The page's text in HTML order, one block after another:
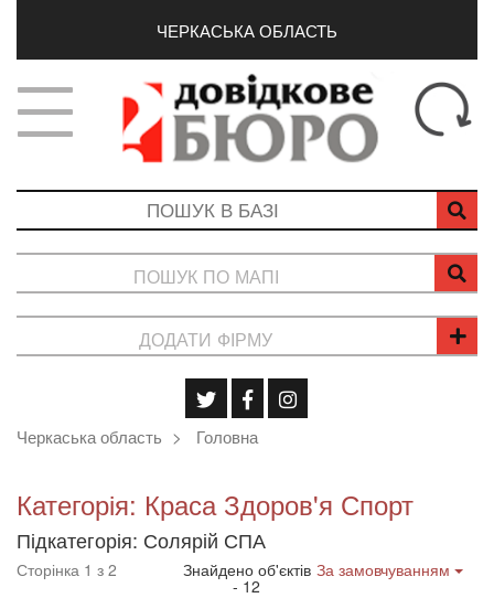
ЧЕРКАСЬКА ОБЛАСТЬ
ПОШУК ПО МАПІ
ДОДАТИ ФІРМУ
Черкаська область Головна
Категорія: Краса Здоров'я Спорт
Підкатегорія: Солярій СПА
Сторінка 1 з 2 Знайдено об'єктів
- 12
За замовчуванням